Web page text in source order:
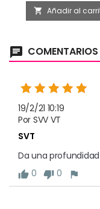
 Añadir al
chat
19/2/21 10:19
Por SVV VT
SVT
Da una
thumb_up 0 thumb_down 0 flag